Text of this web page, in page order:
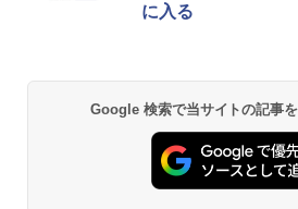
に入る
Google 検索で当サイトの記事